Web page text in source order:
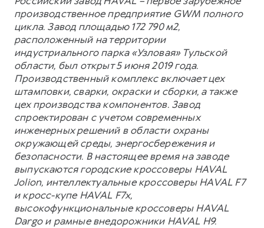
производственное предприятие GWM полного
цикла. Завод площадью 172 790 м2,
расположенный на территории
индустриального парка «Узловая» Тульской
области, был открыт 5 июня 2019 года.
Производственный комплекс включает цех
штамповки, сварки, окраски и сборки, а также
цех производства компонентов. Завод
спроектирован с учетом современных
инженерных решений в области охраны
окружающей среды, энергосбережения и
безопасности. В настоящее время на заводе
выпускаются городские кроссоверы HAVAL
Jolion, интеллектуальные кроссоверы HAVAL F7
и кросс-купе HAVAL F7x,
высокофункциональные кроссоверы HAVAL
Dargo и рамные внедорожники HAVAL H9.